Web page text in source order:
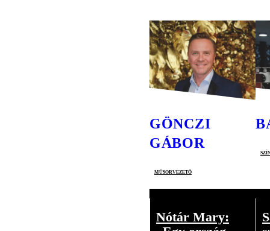
GÖNCZI
GÁBOR
műsorvezető
Nótár Mary: